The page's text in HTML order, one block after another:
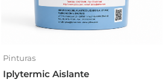
Pinturas
Iplytermic Aislante